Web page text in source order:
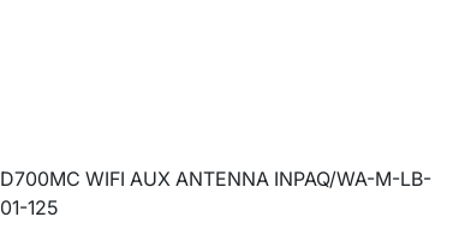
D700MC WIFI AUX ANTENNA INPAQ/WA-M-LB-
01-125